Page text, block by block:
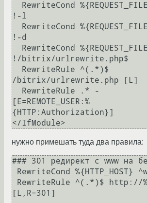
!-l
!-d
!/bitrix/urlrewrite.php$
/bitrix/urlrewrite.php [L]
[E=REMOTE_USER:%
{HTTP:Authorization}]
нужно примешать туда два правила:
### 301 редирект с www на
[L,R=301]